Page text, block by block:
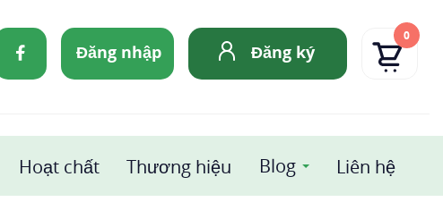
Đăng nhập Đăng ký
0
Hoạt chất Thương hiệu Blog Liên hệ